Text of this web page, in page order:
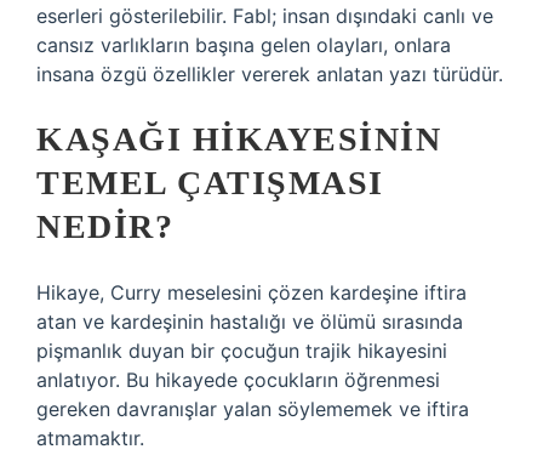
eserleri gösterilebilir. Fabl; insan dışındaki canlı ve
cansız varlıkların başına gelen olayları, onlara
insana özgü özellikler vererek anlatan yazı türüdür.
KAŞAĞI HIKAYESININ
TEMEL ÇATIŞMASI
NEDIR?
Hikaye, Curry meselesini çözen kardeşine iftira
atan ve kardeşinin hastalığı ve ölümü sırasında
pişmanlık duyan bir çocuğun trajik hikayesini
anlatıyor. Bu hikayede çocukların öğrenmesi
gereken davranışlar yalan söylememek ve iftira
atmamaktır.